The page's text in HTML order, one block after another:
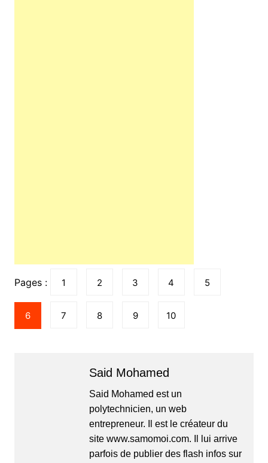
Pages : 1 2 3 4 5
6 7 8 9 10
Said Mohamed
Said Mohamed est un
polytechnicien, un web
entrepreneur. Il est le créateur du
site www.samomoi.com. Il lui arrive
parfois de publier des flash infos sur